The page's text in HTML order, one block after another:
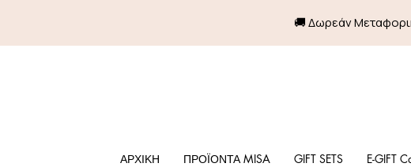
🚚 Δωρεάν
ΑΡΧΙΚΗ ΠΡΟΪΟΝΤΑ MISA GIFT SETS E-GIFT